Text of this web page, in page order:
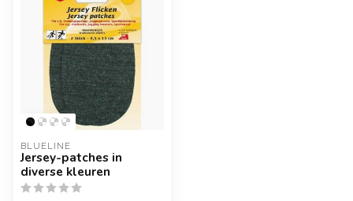
BLUELINE
Jersey-patches in
diverse kleuren